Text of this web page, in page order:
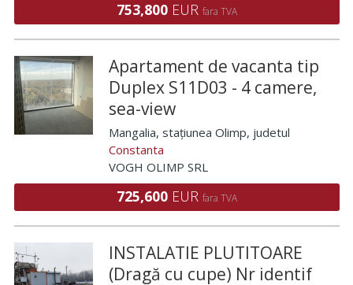
753,800 EUR fara TVA
Apartament de vacanta tip
Duplex S11D03 - 4 camere,
sea-view
Mangalia, stațiunea Olimp, judetul
Constanta
VOGH OLIMP SRL
725,600 EUR fara TVA
INSTALATIE PLUTITOARE
(Dragă cu cupe) Nr identif